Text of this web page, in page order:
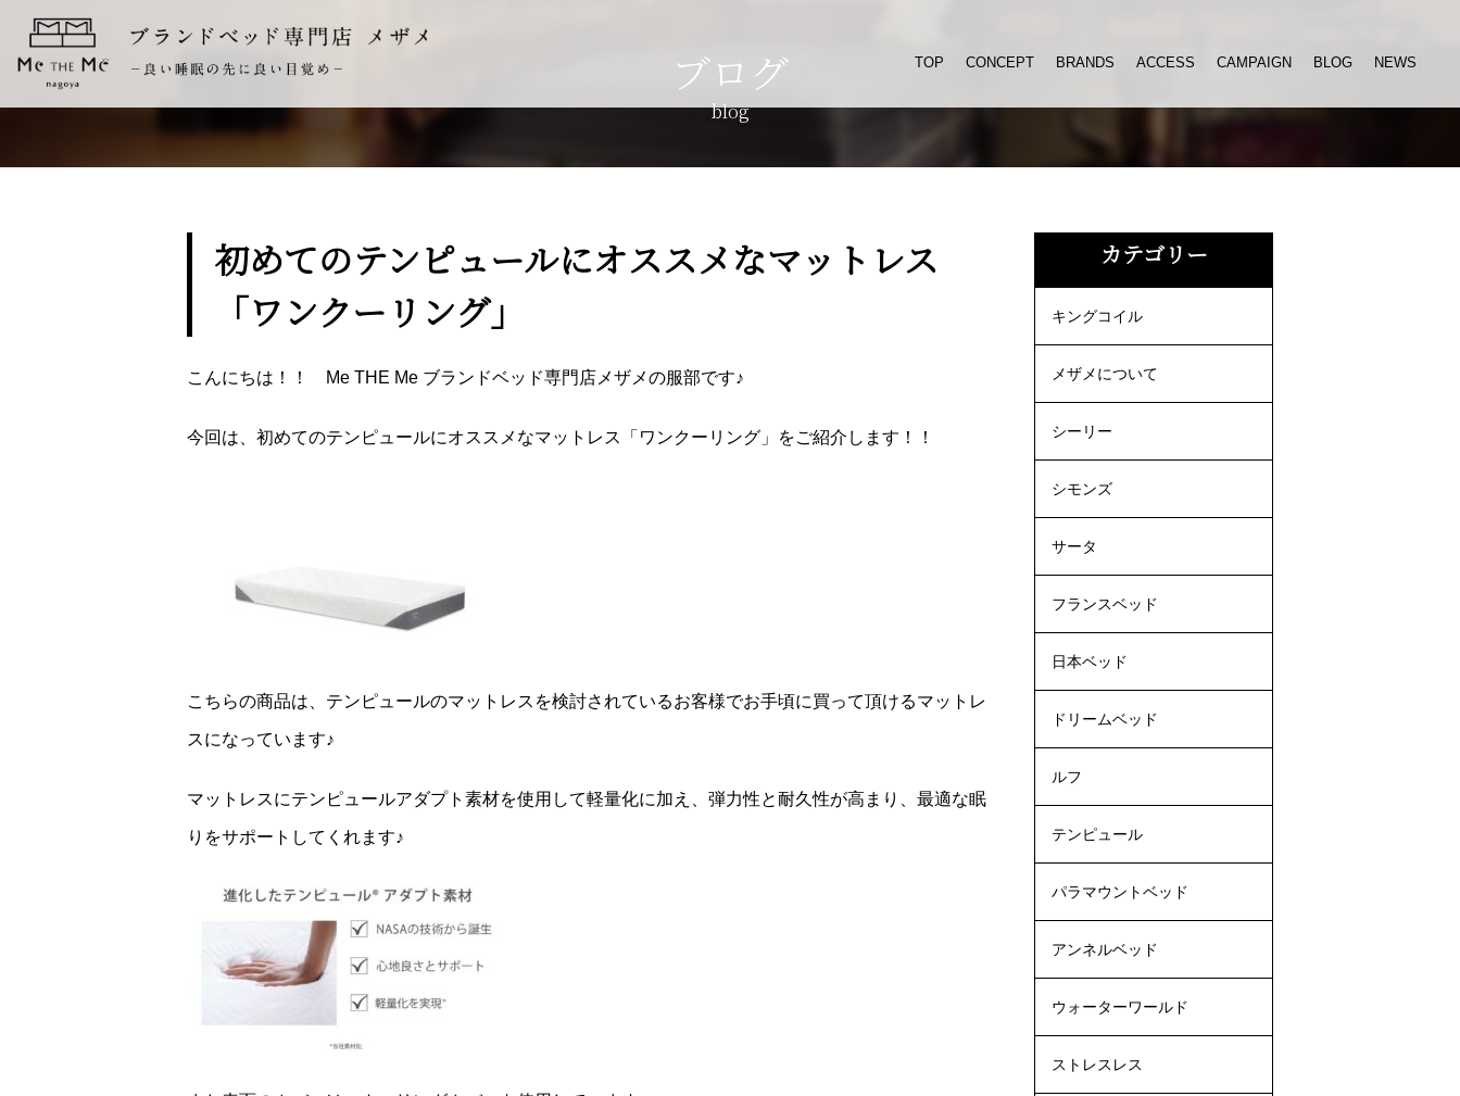
TOP CONCEPT BRANDS ACCESS CAMPAIGN BLOG NEWS
ブログ
blog
初めてのテンピュールにオススメなマットレス
「ワンクーリング」
こんにちは！！ Me THE Me ブランドベッド専門店メザメの服部です♪
今回は、初めてのテンピュールにオススメなマットレス「ワンクーリング」をご紹介します！！
こちらの商品は、テンピュールのマットレスを検討されているお客様でお手頃に買って頂けるマットレ
スになっています♪
マットレスにテンピュールアダプト素材を使用して軽量化に加え、弾力性と耐久性が高まり、最適な眠
りをサポートしてくれます♪
カテゴリー
キングコイル
メザメについて
シーリー
シモンズ
サータ
フランスベッド
日本ベッド
ドリームベッド
ルフ
テンピュール
パラマウントベッド
アンネルベッド
ウォーターワールド
ストレスレス